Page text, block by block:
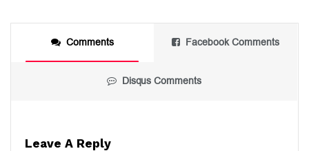
Comments Facebook Comments
Disqus Comments
Leave A Reply